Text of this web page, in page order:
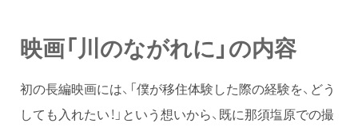
映画「川のながれに」の内容
初の長編映画には、「僕が移住体験した際の経験を、どう
しても入れたい！」という想いから、既に那須塩原での撮